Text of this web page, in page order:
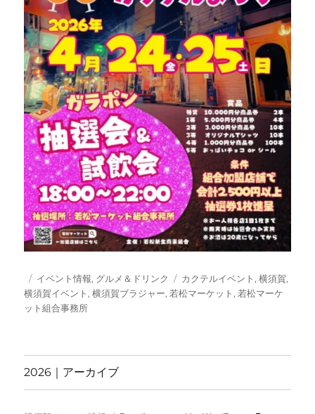
投
稿
日:
カ
テ
ゴ
イベント情報, グルメ＆ドリンク
タ
グ
カクテルイベント,横須賀,
横須賀イベント,横須賀ブラジャー,若松マーケット,若松マーケ
ット組合事務所
2026｜アーカイブ